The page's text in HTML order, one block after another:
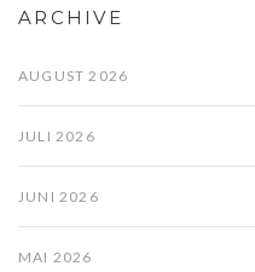
ARCHIVE
AUGUST 2026
JULI 2026
JUNI 2026
MAI 2026